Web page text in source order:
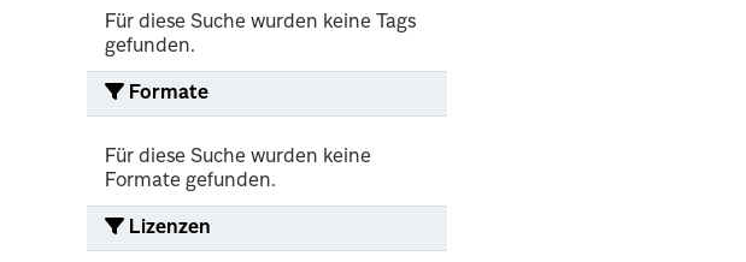
Für diese Suche wurden keine Tags
gefunden.
Formate
Für diese Suche wurden keine
Formate gefunden.
Lizenzen